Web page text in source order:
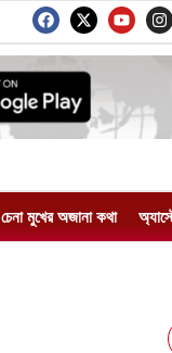
চেনা মুখের অজানা কথা